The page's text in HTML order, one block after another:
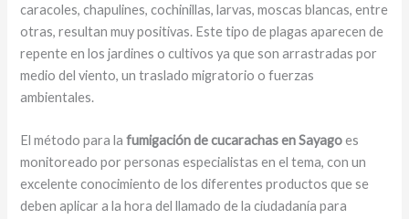
caracoles, chapulines, cochinillas, larvas, moscas blancas, entre
otras, resultan muy positivas. Este tipo de plagas aparecen de
repente en los jardines o cultivos ya que son arrastradas por
medio del viento, un traslado migratorio o fuerzas
ambientales.
El método para lafumigación de cucarachas en Sayagoes
monitoreado por personas especialistas en el tema, con un
excelente conocimiento de los diferentes productos que se
deben aplicar a la hora del llamado de la ciudadanía para